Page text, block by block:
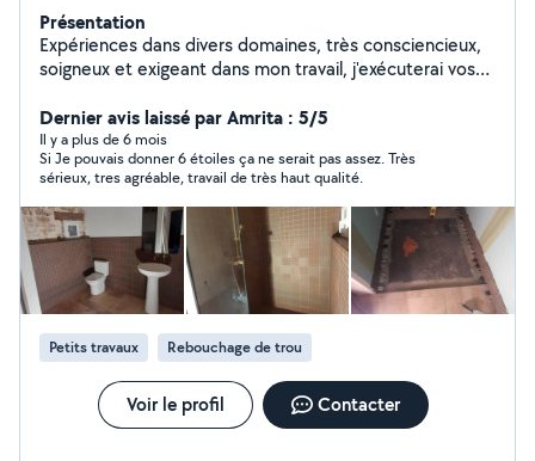
Présentation
Expériences dans divers domaines, très consciencieux,
soigneux et exigeant dans mon travail, j'exécuterai vos
consulter mes réalisations. Je suis en mesure de réaliser
les travaux suivants : - Pose de toute fermeture (porte,
menuiseries neuve et en rénovation, portail, clôture,
etc). - Pose de pergola, Carport..... - Peinture
(préparation des surfaces, mise en peinture, déco...), -
Pose de panneaux de doublage avec isolation phonique
ou thermique - Petite plomberie (raccordements,
évacuation, entretien...) - Installation de sanitaires -
Pose de tout revêtement (carrelage mural et sol,
linoléum, papiers peint, fibre de verre, etc...) -
Électricité (prises, éclairage, extension...). - Motorisation
de portail (installation, programmation, dépannage
d'ouvrants, serrure, ...). - Toutes interventions dans la
maison (pose d'étagères, rideaux, etc...) N'hésitez pas à
Dernier avis laissé par Amrita : 5/5
Il y a plus de 6 mois
Si Je pouvais donner 6 étoiles ça ne serait pas assez. Très
sérieux, tres agréable, travail de très haut qualité.
Petits travaux Rebouchage de trou
Voir le profil Contacter